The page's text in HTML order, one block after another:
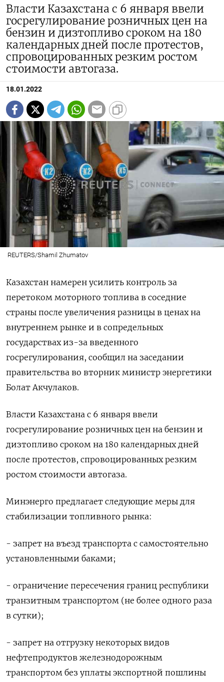
Власти Казахстана с 6 января ввели
госрегулирование розничных цен на
бензин и дизтопливо сроком на 180
календарных дней после протестов,
спровоцированных резким ростом
стоимости автогаза.
18.01.2022
REUTERS/Shamil Zhumatov
Казахстан намерен усилить контроль за
перетоком моторного топлива в соседние
страны после увеличения разницы в ценах на
внутреннем рынке и в сопредельных
государствах из-за введенного
госрегулирования, сообщил на заседании
правительства во вторник министр энергетики
Болат Акчулаков.
Власти Казахстана с 6 января ввели
госрегулирование розничных цен на бензин и
дизтопливо сроком на 180 календарных дней
после протестов, спровоцированных резким
ростом стоимости автогаза.
Минэнерго предлагает следующие меры для
стабилизации топливного рынка:
- запрет на въезд транспорта с самостоятельно
установленными баками;
- ограничение пересечения границ республики
транзитным транспортом (не более одного раза
в сутки);
- запрет на отгрузку некоторых видов
нефтепродуктов железнодорожным
транспортом без уплаты экспортной пошлины